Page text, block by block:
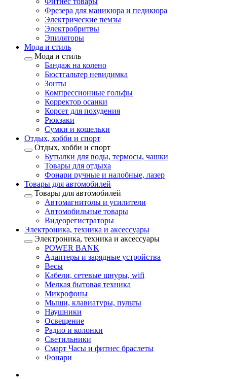
Фрезера для маникюра и педикюра
Электрические пемзы
Электробритвы
Эпиляторы
Мода и стиль
Мода и стиль
Бандаж на колено
Бюстгальтер невидимка
Зонты
Компрессионные гольфы
Корректор осанки
Корсет для похудения
Рюкзаки
Сумки и кошельки
Отдых, хобби и спорт
Отдых, хобби и спорт
Бутылки для воды, термосы, чашки
Товары для отдыха
Фонари ручные и налобные, лазер
Товары для автомобилей
Товары для автомобилей
Автомагнитолы и усилители
Автомобильные товары
Видеорегистраторы
Электроника, техника и аксессуары
Электроника, техника и аксессуары
POWER BANK
Адаптеры и зарядные устройства
Весы
Кабели, сетевые шнуры, wifi
Мелкая бытовая техника
Микрофоны
Мыши, клавиатуры, пульты
Наушники
Освещение
Радио и колонки
Светильники
Смарт Часы и фитнес браслеты
Фонари